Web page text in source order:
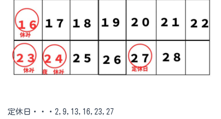
定休日・・・2,9,13,16,23,27